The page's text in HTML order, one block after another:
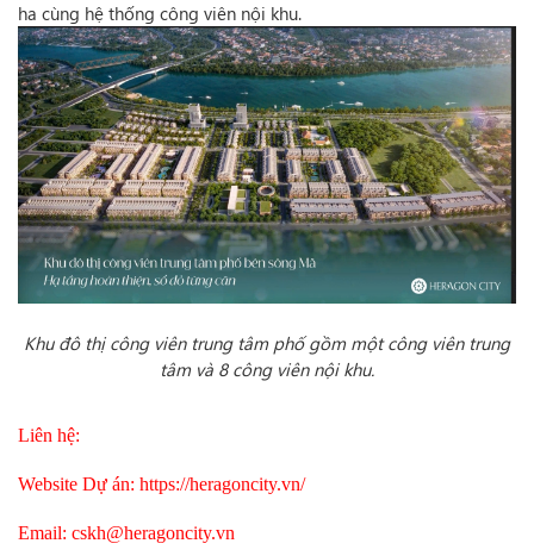
ha cùng hệ thống công viên nội khu.
Khu đô thị công viên trung tâm phố gồm một công viên trung
tâm và 8 công viên nội khu.
Liên hệ:
Website Dự án: https://heragoncity.vn/
Email: cskh@heragoncity.vn